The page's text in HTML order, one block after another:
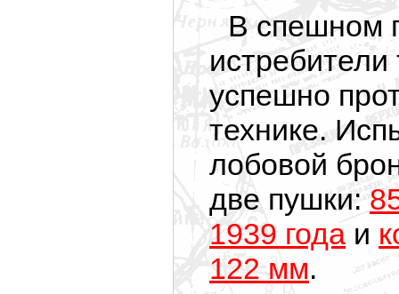
В спешном
успешно
технике.
лобовой
две пушки:
1939 года и
122 мм.